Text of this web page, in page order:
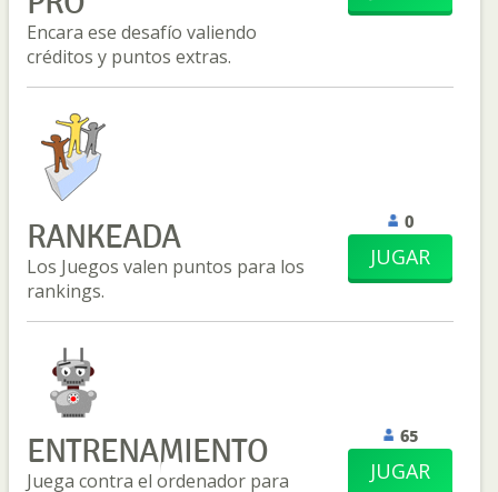
Encara ese desafío valiendo
créditos y puntos extras.
RANKEADA
Los Juegos valen puntos para los
rankings.
0
JUGAR
ENTRENAMIENTO
Juega contra el ordenador para
65
JUGAR